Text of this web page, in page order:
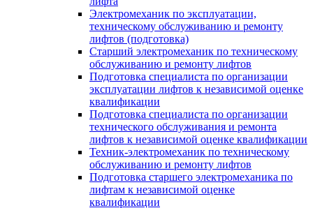
Электромеханик по эксплуатации,
техническому обслуживанию и ремонту
лифтов (подготовка)
Старший электромеханик по техническому
обслуживанию и ремонту лифтов
Подготовка специалиста по организации
эксплуатации лифтов к независимой оценке
квалификации
Подготовка специалиста по организации
технического обслуживания и ремонта
лифтов к независимой оценке квалификации
Техник-электромеханик по техническому
обслуживанию и ремонту лифтов
Подготовка старшего электромеханика по
лифтам к независимой оценке
квалификации